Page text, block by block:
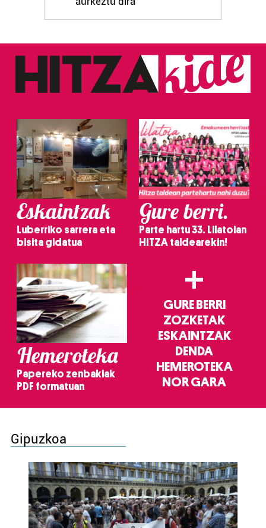
Eskaintzak
Luberriko sarrera eta
bisita gidatua
Gure berri.
Parte hartu 33. Lilatoian
HITZA taldearekin!
Hemeroteka
Papereko zenbakiak
PDF formatuan
+
GURE BERRI
ZOZKETAK
ESKAINTZAK
DENDA
HEMEROTEKA
NOR GARA
Gipuzkoa